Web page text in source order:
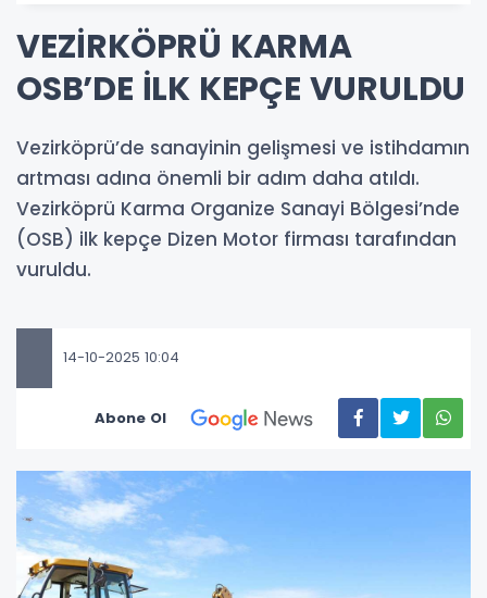
VEZİRKÖPRÜ KARMA
OSB’DE İLK KEPÇE VURULDU
Vezirköprü’de sanayinin gelişmesi ve istihdamın
artması adına önemli bir adım daha atıldı.
Vezirköprü Karma Organize Sanayi Bölgesi’nde
(OSB) ilk kepçe Dizen Motor firması tarafından
vuruldu.
14-10-2025 10:04
Abone Ol